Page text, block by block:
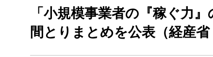
「小規模事業者の『稼ぐ力
間とりまとめを公表（経産省